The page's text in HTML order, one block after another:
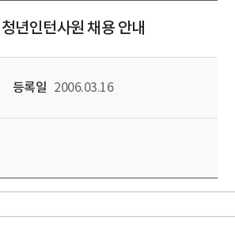
년인턴사원 채용 안내
등록일 2006.03.16